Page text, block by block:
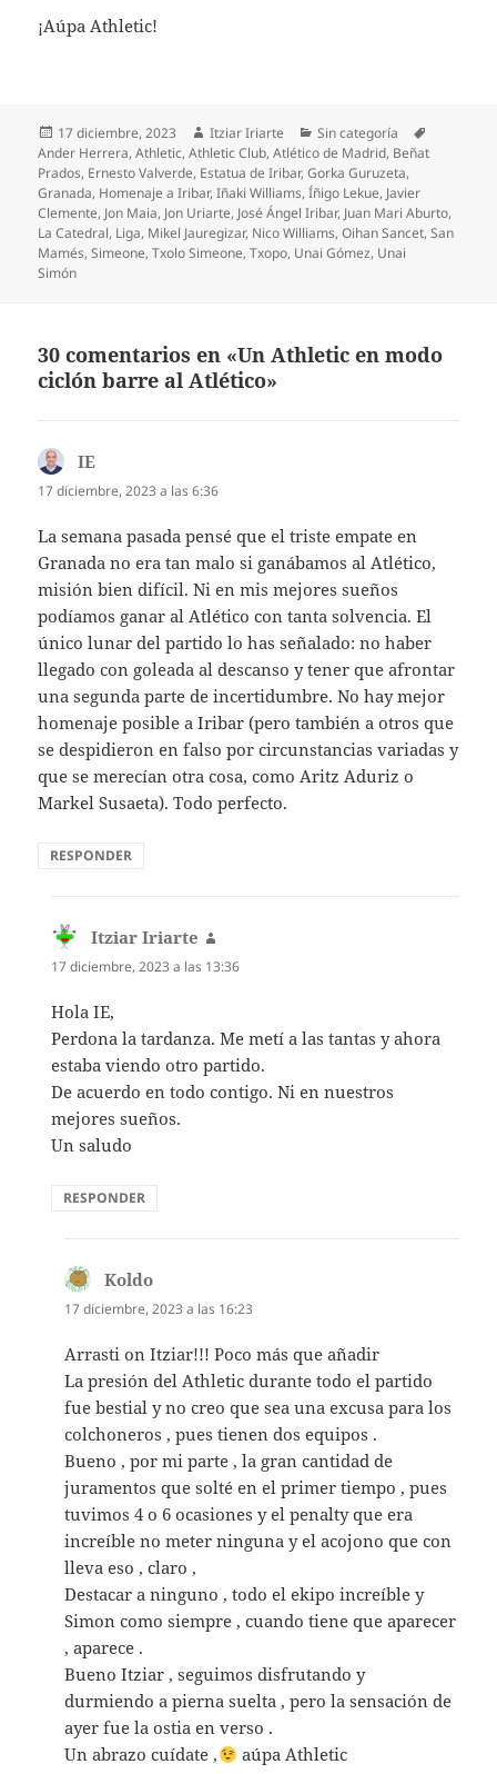
¡Aúpa Athletic!
Publicado
el
17 diciembre, 2023 Autor
Itziar Iriarte Categorías
Sin categoría
Ander Herrera,Athletic,Athletic Club,Atlético de Madrid, Beñat
Prados, Ernesto Valverde, Estatua de Iribar,Gorka Guruzeta,
Granada, Homenaje a Iribar,Iñaki Williams,Íñigo Lekue, Javier
Clemente, Jon Maia, Jon Uriarte, José Ángel Iribar, Juan Mari Aburto,
La Catedral, Liga, Mikel Jauregizar, Nico Williams,Oihan Sancet,San
Mamés,Simeone,Txolo Simeone,Txopo, Unai Gómez, Unai
Simón
30 comentarios en «Un Athletic en modo
ciclón barre al Atlético»
IE
17 diciembre, 2023 a las 6:36
La semana pasada pensé que el triste empate en
Granada no era tan malo si ganábamos al Atlético,
misión bien difícil. Ni en mis mejores sueños
podíamos ganar al Atlético con tanta solvencia. El
único lunar del partido lo has señalado: no haber
llegado con goleada al descanso y tener que afrontar
una segunda parte de incertidumbre. No hay mejor
homenaje posible a Iribar (pero también a otros que
se despidieron en falso por circunstancias variadas y
que se merecían otra cosa, como Aritz Aduriz o
Markel Susaeta). Todo perfecto.
RESPONDER
Itziar Iriarte
17 diciembre, 2023 a las 13:36
Hola IE,
Perdona la tardanza. Me metí a las tantas y ahora
estaba viendo otro partido.
De acuerdo en todo contigo. Ni en nuestros
mejores sueños.
Un saludo
RESPONDER
Koldo
17 diciembre, 2023 a las 16:23
Arrasti on Itziar!!! Poco más que añadir
La presión del Athletic durante todo el partido
fue bestial y no creo que sea una excusa para los
colchoneros , pues tienen dos equipos .
Bueno , por mi parte , la gran cantidad de
juramentos que solté en el primer tiempo , pues
tuvimos 4 o 6 ocasiones y el penalty que era
increíble no meter ninguna y el acojono que con
lleva eso , claro ,
Destacar a ninguno , todo el ekipo increíble y
Simon como siempre , cuando tiene que aparecer
, aparece .
Bueno Itziar , seguimos disfrutando y
durmiendo a pierna suelta , pero la sensación de
ayer fue la ostia en verso .
Un abrazo cuídate ,
aúpa Athletic